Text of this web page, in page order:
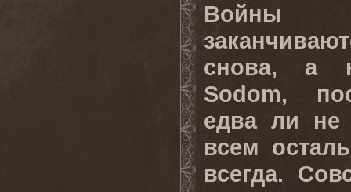
Войны
снова, а
Sodom,
едва ли не
всем
всегда.